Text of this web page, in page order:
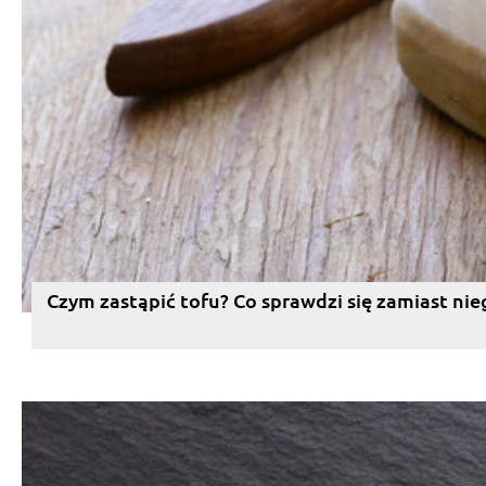
Czym zastąpić tofu? Co sprawdzi się zamiast